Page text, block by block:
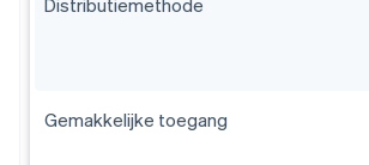
Gemakkelijke toegang